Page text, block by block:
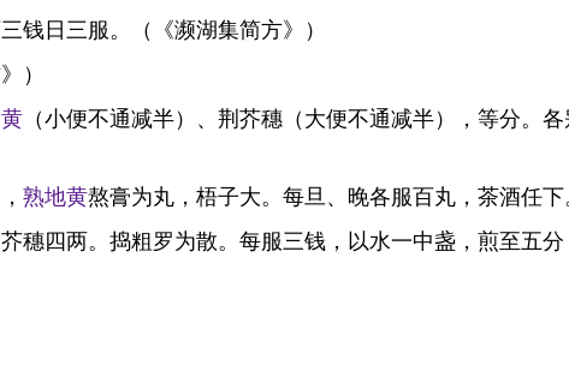
日三服。（《濒湖集简方》）
）
（小便不通减半）、荆芥穗（大便不通减半），等分。
熟地黄熬膏为丸，梧子大。每旦、晚各服百丸，茶酒任下
四两。捣粗罗为散。每服三钱，以水一中盏，煎至五分